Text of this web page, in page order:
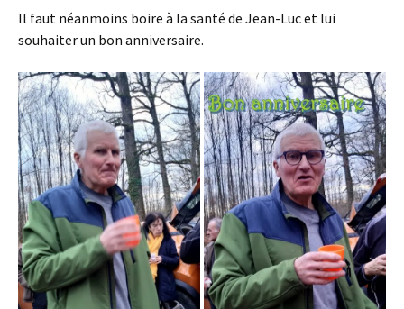
Il faut néanmoins boire à la santé de Jean-Luc et lui
souhaiter un bon anniversaire.